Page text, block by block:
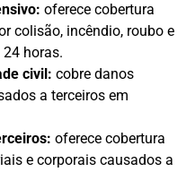
oferece cobertura
colisão, incêndio, roubo e
horas.
civil: cobre danos
a terceiros em
oferece cobertura
e corporais causados a